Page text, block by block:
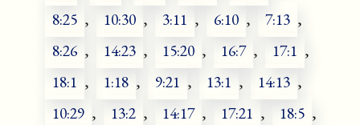
8:25 , 10:30 , 3:11 , 6:10 , 7:13 ,
8:26 , 14:23 , 15:20 , 16:7 , 17:1 ,
18:1 , 1:18 , 9:21 , 13:1 , 14:13 ,
10:29 , 13:2 , 14:17 , 17:21 , 18:5 ,